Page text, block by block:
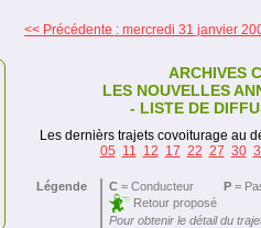
<< Précédente : mercredi 31 janvier
ARCHIVES
LES NOUVELLES
- LISTE DE
Les dernièrs trajets covoiturage au
05 11 12 17 22 27 30
Légende C= Conducteur P=
Retour proposé
Pour obtenir le détail du